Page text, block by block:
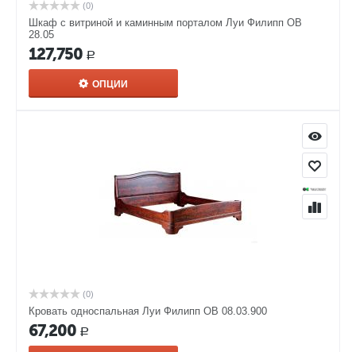
(0)
Шкаф с витриной и каминным порталом Луи Филипп ОВ
28.05
127,750 Р
ОПЦИИ
(0)
Кровать односпальная Луи Филипп ОВ 08.03.900
67,200 Р